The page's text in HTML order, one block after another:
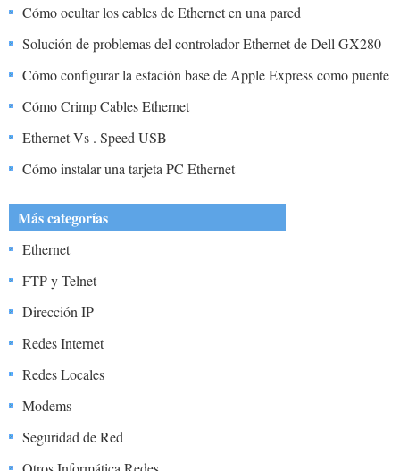
Cómo ocultar los cables de Ethernet en una pared
Solución de problemas del controlador Ethernet de Dell GX280
Cómo configurar la estación base de Apple Express como puente
Ethernet Wireless
Cómo Crimp Cables Ethernet
Ethernet Vs . Speed ​​USB
Cómo instalar una tarjeta PC Ethernet
Más categorías
Ethernet
FTP y Telnet
Dirección IP
Redes Internet
Redes Locales
Modems
Seguridad de Red